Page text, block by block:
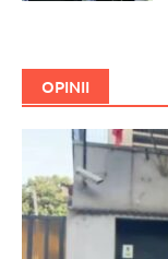
OPINII